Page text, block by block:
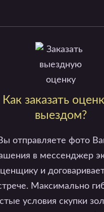
Как заказать
выездом?
отправляете фото
в мессенджер
и
Максимально
условия скупки